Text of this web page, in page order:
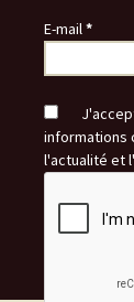
E-mail*
informations
l'actualité et